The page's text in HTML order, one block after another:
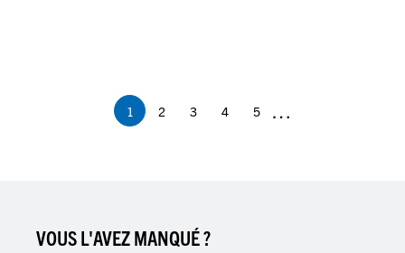
Page
courante
1 Page
2 Page
3 Page
4 Page
5 …
VOUS L'AVEZ MANQUÉ ?